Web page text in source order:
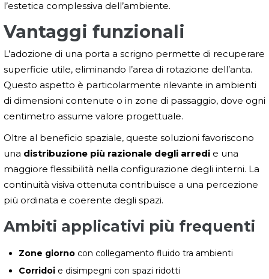
l’estetica complessiva dell’ambiente.
Vantaggi funzionali
L’adozione di una porta a scrigno permette di recuperare
superficie utile, eliminando l’area di rotazione dell’anta.
Questo aspetto è particolarmente rilevante in ambienti
di dimensioni contenute o in zone di passaggio, dove ogni
centimetro assume valore progettuale.
Oltre al beneficio spaziale, queste soluzioni favoriscono
una distribuzione più razionale degli arredi e una
maggiore flessibilità nella configurazione degli interni. La
continuità visiva ottenuta contribuisce a una percezione
più ordinata e coerente degli spazi.
Ambiti applicativi più frequenti
Zone giorno con collegamento fluido tra ambienti
Corridoi e disimpegni con spazi ridotti